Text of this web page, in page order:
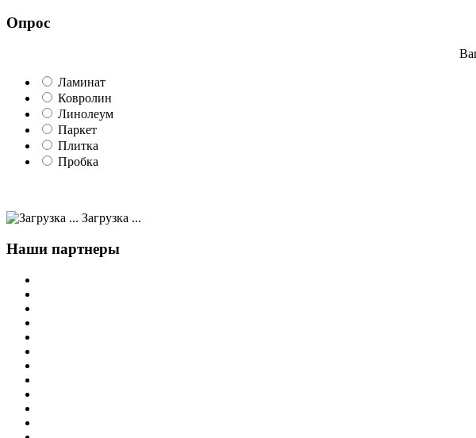
Опрос
Ламинат
Ковролин
Линолеум
Паркет
Плитка
Пробка
Загрузка ...
Наши партнеры